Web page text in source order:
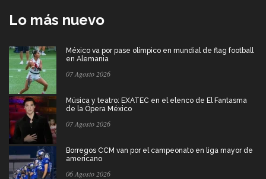
Lo más nuevo
México va por pase olímpico en mundial de flag football
en Alemania
07 Agosto 2026
Música y teatro: EXATEC en el elenco de El Fantasma
de la Ópera México
07 Agosto 2026
Borregos CCM van por el campeonato en liga mayor de
americano
06 Agosto 2026